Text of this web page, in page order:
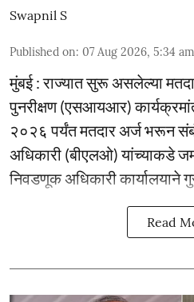
Swapnil S
Published on: 07 Aug 2026, 5:34 am
मुंबई : राज्यात सुरू असलेल्या
पुनरीक्षण (एसआयआर)
२०२६ पर्यंत मतदार अर्ज भरून
अधिकारी (बीएलओ) यांच्याकडे
निवडणूक अधिकारी कार्यालयाने
Read